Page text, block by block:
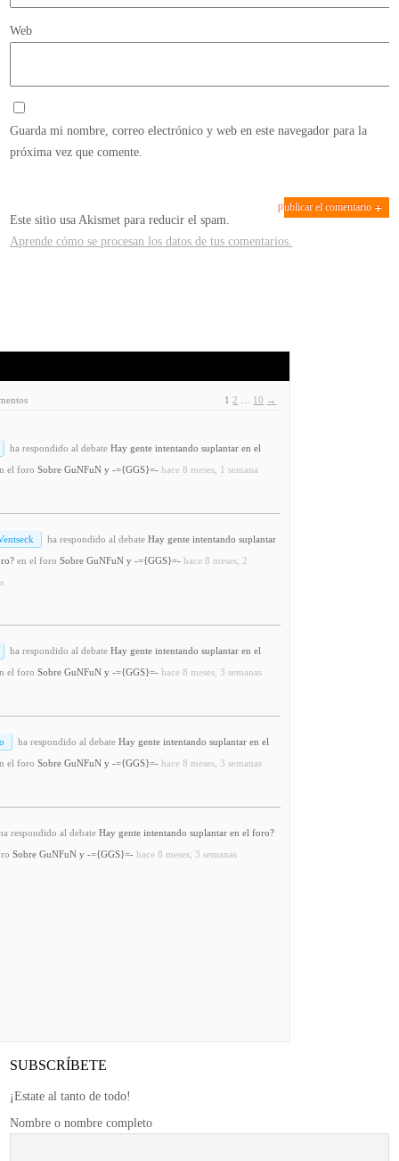
Web
Guarda mi nombre, correo electrónico y web en este navegador para la
próxima vez que comente.
Este sitio usa Akismet para reducir el spam.
Aprende cómo se procesan los datos de tus comentarios.
1 2 10 →
ha respondido al debate Hay gente intentando suplantar en el
el foro Sobre GuNFuN y -={GGS}=- hace 8 meses, 1 semana
ha respondido al debate Hay gente intentando suplantar
en el foro Sobre GuNFuN y -={GGS}=- hace 8 meses, 2
ha respondido al debate Hay gente intentando suplantar en el
el foro Sobre GuNFuN y -={GGS}=- hace 8 meses, 3 semanas
ha respondido al debate Hay gente intentando suplantar en el
el foro Sobre GuNFuN y -={GGS}=- hace 8 meses, 3 semanas
respondido al debate Hay gente intentando suplantar en el foro?
Sobre GuNFuN y -={GGS}=- hace 8 meses, 3 semanas
SUBSCRÍBETE
¡Estate al tanto de todo!
Nombre o nombre completo